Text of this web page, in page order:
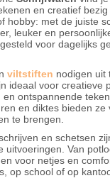
en creatief
hobby: met de juiste
leuker en
voor dagelijks
viltstiften nodigen uit
ideaal voor creatieve
en ontspannende
en diktes bieden ze
te brengen.
en schetsen
uitvoeringen. Van
voor netjes en
op school of op